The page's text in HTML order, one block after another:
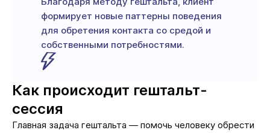
формирует новые паттерны поведения
для обретения контакта со средой и
собственными потребностями.
Как происходит гештальт-
сессия
Главная задача гештальта — помочь человеку обрести